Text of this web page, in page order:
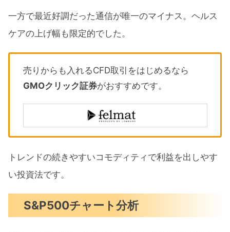
一方で最近好調だった通信が唯一のマイナス。ヘルス
ケアの上げ幅も限定的でした。
売りからも入れるCFD取引をはじめるなら
GMOクリック証券がおすすめです。
トレンドの続きやすいコモディティで利益を出しやす
い投資法です。
S&P500チャート分析